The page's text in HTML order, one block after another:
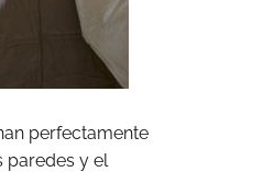
perfectamente
paredes y el